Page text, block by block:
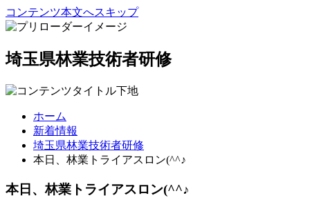
コンテンツ本文へスキップ
埼玉県林業技術者研修
ホーム
新着情報
埼玉県林業技術者研修
本日、林業トライアスロン(^^♪
本日、林業トライアスロン(^^♪